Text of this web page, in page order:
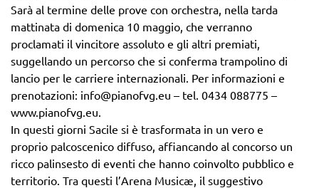
Sarà al termine delle prove con orchestra, nella tarda
mattinata di domenica 10 maggio, che verranno
proclamati il vincitore assoluto e gli altri premiati,
suggellando un percorso che si conferma trampolino di
lancio per le carriere internazionali. Per informazioni e
prenotazioni: info@pianofvg.eu – tel. 0434 088775 –
www.pianofvg.eu.
In questi giorni Sacile si è trasformata in un vero e
proprio palcoscenico diffuso, affiancando al concorso un
ricco palinsesto di eventi che hanno coinvolto pubblico e
territorio. Tra questi l’Arena Musicæ, il suggestivo